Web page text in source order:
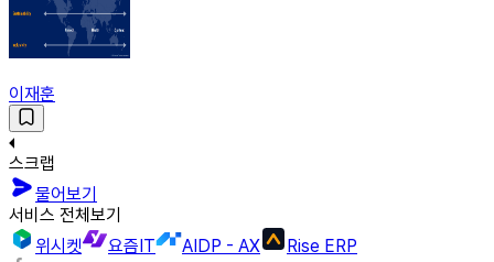
이재훈
스크랩
물어보기
서비스 전체보기
위시켓
요즘IT AIDP - AX Rise ERP